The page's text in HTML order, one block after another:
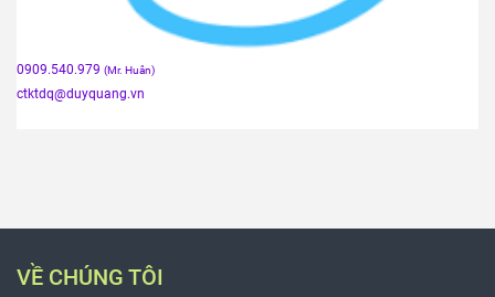
0909.540.979 (Mr. Huân)
ctktdq@duyquang.vn
VỀ CHÚNG TÔI